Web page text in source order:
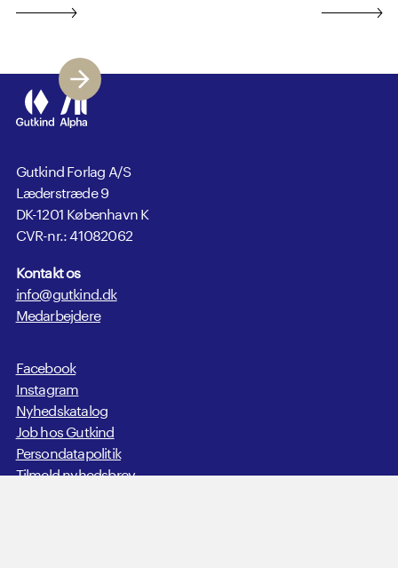
Gutkind Forlag A/S
Læderstræde 9
DK-1201 København K
CVR-nr.: 41082062
Kontakt os
info@gutkind.dk
Medarbejdere
Facebook
Instagram
Nyhedskatalog
Job hos Gutkind
Persondatapolitik
Tilmeld nyhedsbrev